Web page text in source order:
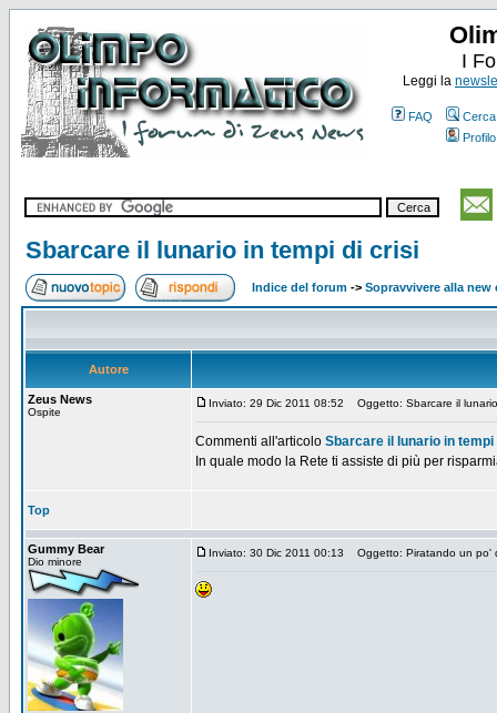
I
Leggi la
FAQ
Cerca
Profilo
Sbarcare il lunario in tempi di crisi
Indice del forum -> Sopravvivere alla new
Autore
Zeus News
Ospite
Inviato: 29 Dic 2011 08:52 Oggetto: Sbarcare il
Commenti all'articolo Sbarcare il lunario in
In quale modo la Rete ti assiste di più per
Top
Gummy Bear
Dio minore
Inviato: 30 Dic 2011 00:13 Oggetto: Piratando un po'